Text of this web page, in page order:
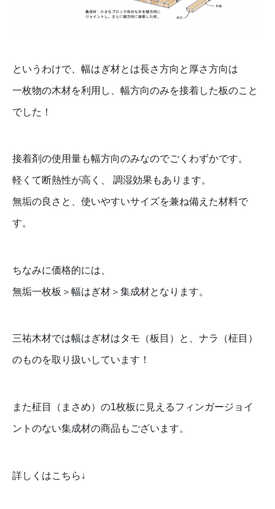
というわけで、幅はぎ材とは長さ方向と厚さ方向は
一枚物の木材を利用し、幅方向のみを接着した板のこと
でした！
接着剤の使用量も幅方向のみなのでごくわずかです。
軽くて断熱性が高く、 調湿効果もあります。
無垢の良さと、使いやすいサイズを兼ね備えた材料で
す。
ちなみに価格的には、
無垢一枚板＞幅はぎ材＞集成材となります。
三祐木材では幅はぎ材はタモ（板目）と、ナラ（柾目）
のものを取り扱いしています！
また柾目（まさめ）の1枚板に見えるフィンガージョイ
ントのない集成材の商品もございます。
詳しくはこちら↓